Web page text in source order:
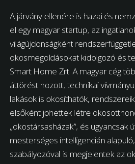
A járvány ellenére is hazai és
el egy magyar startup, az
világújdonságként
okosmegoldásokat kidolgozó és
Smart Home Zrt. A magyar cég
áttörést hozott, technikai
lakások is okosíthatók,
elsőként jöhettek létre
„okostársasházak”, és ugyancsak
mesterséges intelligencián
szabályozóval is megjelentek az